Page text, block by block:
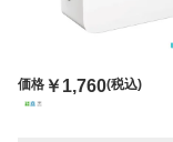
価格 ￥1,760(税込)